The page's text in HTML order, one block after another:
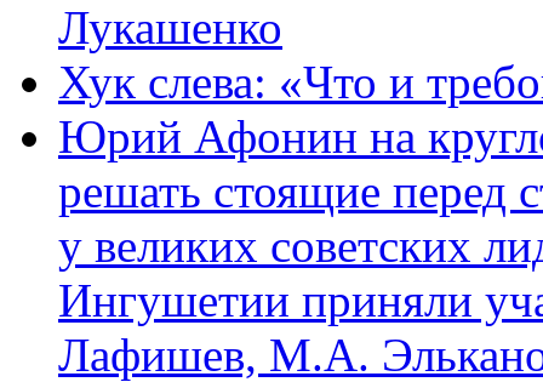
Лукашенко
Хук слева: «Что и
Юрий Афонин на
решать стоящие перед
у великих советских
Ингушетии приняли
Лафишев, М.А.